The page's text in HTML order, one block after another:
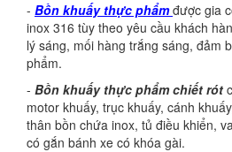
- Bồn khuấy thực phẩm được gia
inox 316 tùy theo yêu cầu khách
lý sáng, mối hàng trắng sáng, đảm
phẩm.
- Bồn khuấy thực phẩm chiết rót
motor khuấy, trục khuấy, cánh
thân bồn chứa inox, tủ điều khiển,
có gắn bánh xe có khóa gài.